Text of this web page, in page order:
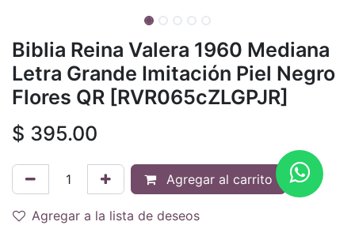
Biblia Reina Valera 1960 Mediana
Letra Grande Imitación Piel Negro
Flores QR [RVR065cZLGPJR]
$ 395.00
Agregar al carrito
Agregar a la lista de deseos